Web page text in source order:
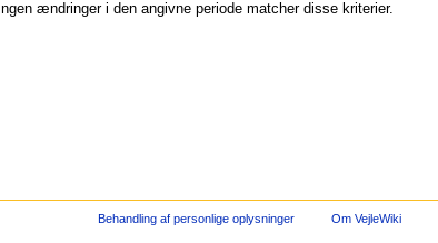
Ingen ændringer i den angivne periode matcher disse kriterier.
Behandling af personlige oplysninger Om VejleWiki